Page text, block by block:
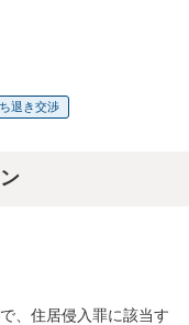
退き交渉
、住居侵入罪に該当す